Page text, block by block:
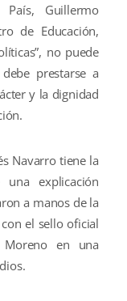
Guillermo
de Educación,
no puede
prestarse a
y la dignidad
Navarro tiene la
explicación
a manos de la
el sello oficial
Moreno en una